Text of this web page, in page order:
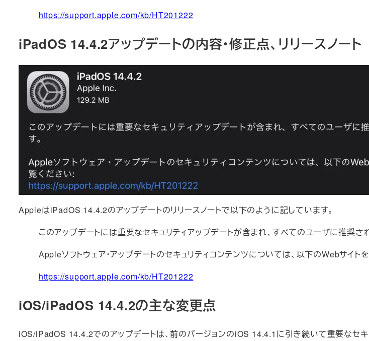
https://support.apple.com/kb/HT201222
iPadOS 14.4.2アップデートの内容・修正点、リリースノート
AppleはiPadOS 14.4.2のアップデートのリリースノートで以下のように記しています。
このアップデートには重要なセキュリティアップデートが含まれ、すべてのユーザに推奨さ
Appleソフトウェア・アップデートのセキュリティコンテンツについては、以下のWebサイト
https://support.apple.com/kb/HT201222
iOS/iPadOS 14.4.2の主な変更点
iOS/iPadOS 14.4.2でのアップデートは、前のバージョンのiOS 14.4.1に引き続いて重要なセキ